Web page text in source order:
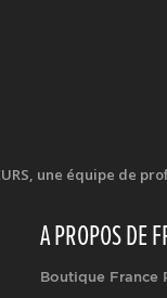
une équipe
A PROPOS DE
Boutique France